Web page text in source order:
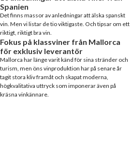
Spanien
Det finns massor av anledningar att älska spanskt
vin. Men vi listar de tio viktigaste. Och tipsar om ett
riktigt, riktigt bra vin.
Fokus på klassviner från Mallorca
för exklusiv leverantör
Mallorca har länge varit känd för sina stränder och
turism, men öns vinproduktion har på senare år
tagit stora kliv framåt och skapat moderna,
högkvalitativa uttryck som imponerar även på
kräsna vinkännare.